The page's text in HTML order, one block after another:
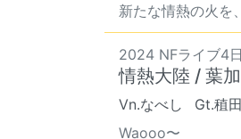
新たな情熱の火を
2024 NFライブ4
情熱大陸 / 葉
Vn.なべし Gt.稙田
Waooo〜